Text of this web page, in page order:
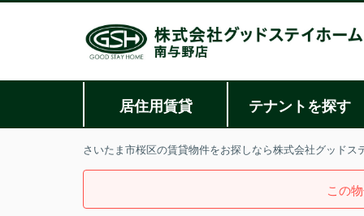
居住用賃貸 テナントを探す
さいたま市桜区の賃貸物件をお探しなら株式会社グッドス
この